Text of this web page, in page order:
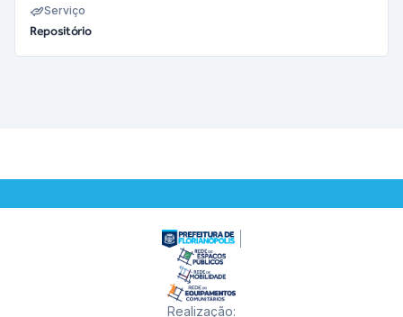
Serviço
Repositório
Realização: